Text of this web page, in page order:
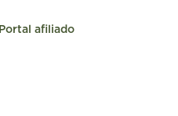
Portal afiliado